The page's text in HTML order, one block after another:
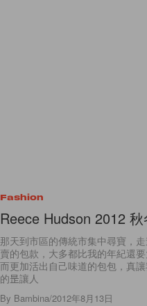
Fashion
Reece Hudson 2012
那天到市區的傳統市集中尋寶，
賣的包款，大多都比我的年紀還
而更加活出自己味道的包包，真
的昰讓人
By Bambina/2012年8月13日